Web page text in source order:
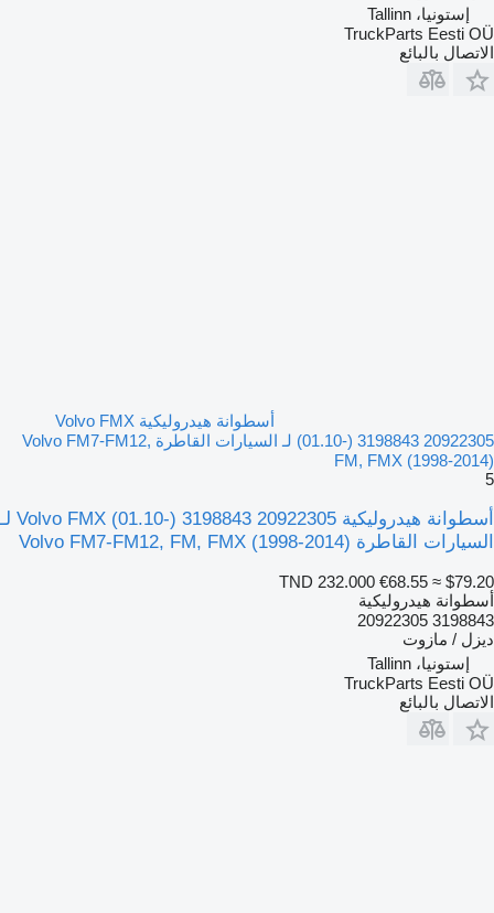
إستونيا، Tallinn
TruckParts Eesti OÜ
الاتصال بالبائع
أسطوانة هيدروليكية Volvo FMX
(01.10-) 3198843 20922305 لـ السيارات القاطرة Volvo FM7-FM12,
FM, FMX (1998-2014)
5
أسطوانة هيدروليكية Volvo FMX (01.10-) 3198843 20922305 لـ
السيارات القاطرة Volvo FM7-FM12, FM, FMX (1998-2014)
TND 232.000 €68.55 ≈ $79.20
أسطوانة هيدروليكية
3198843 20922305
ديزل / مازوت
إستونيا، Tallinn
TruckParts Eesti OÜ
الاتصال بالبائع